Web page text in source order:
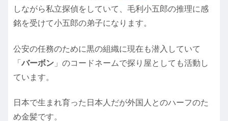
しながら私立探偵をしていて、毛利小五郎の推理に感
銘を受けて小五郎の弟子になります。
公安の任務のために黒の組織に現在も潜入していて
「 バーボン 」のコードネームで探り屋としても活動し
ています。
日本で生まれ育った日本人だが外国人とのハーフのた
め金髪です。